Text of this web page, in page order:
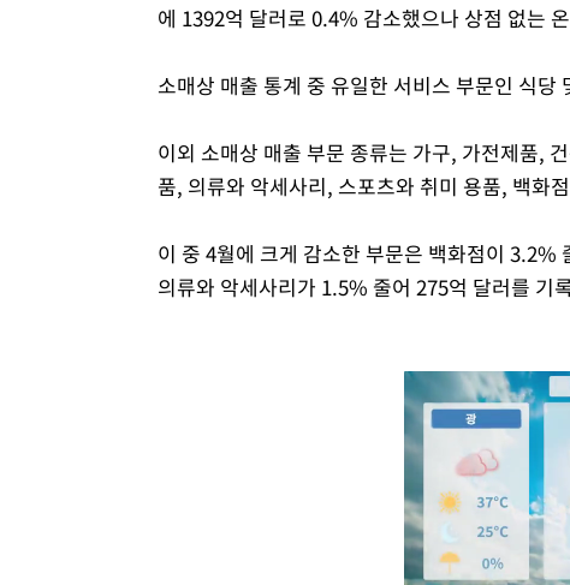
에 1392억 달러로 0.4% 감소했으나 상점 없는
소매상 매출 통계 중 유일한 서비스 부문인 식
이외 소매상 매출 부문 종류는 가구, 가전제품,
품, 의류와 악세사리, 스포츠와 취미 용품, 백화
이 중 4월에 크게 감소한 부문은 백화점이
의류와 악세사리가 1.5% 줄어 275억 달러를 기